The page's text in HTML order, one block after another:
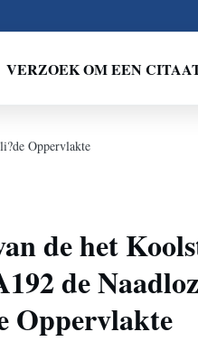
VERZOEK OM EEN
Oppervlakte
de het
de
Oppervlakte